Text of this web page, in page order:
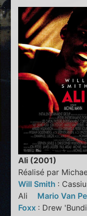
Ali (2001)
Réalisé par
Will Smith :
Ali Mario Van
Foxx : Drew